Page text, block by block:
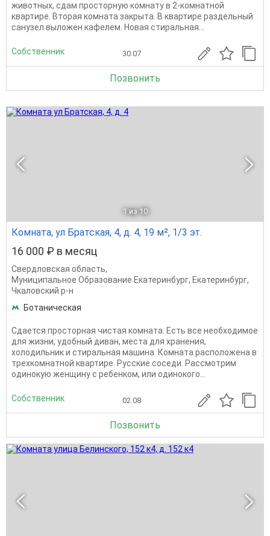
животных, сдам просторную комнату в 2-комнатной
квартире. Вторая комната закрыта. В квартире раздельный
санузел выложен кафелем. Новая стиральная...
Собственник 30.07
Позвонить
1 из 10
Комната, ул Братская, 4, д. 4, 19 м², 1/3 эт.
16 000 ₽ в месяц
Свердловская область,
Муниципальное Образование Екатеринбург, Екатеринбург,
Чкаловский р-н
Ботаническая
Сдается просторная чистая комната. Есть все необходимое
для жизни, удобный диван, места для хранения,
холодильник и стиральная машина. Комната расположена в
трехкомнатной квартире. Русские соседи. Рассмотрим
одинокую женщину с ребенком, или одинокого...
Собственник 02.08
Позвонить